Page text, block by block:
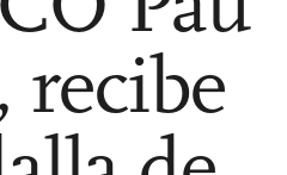
recibe